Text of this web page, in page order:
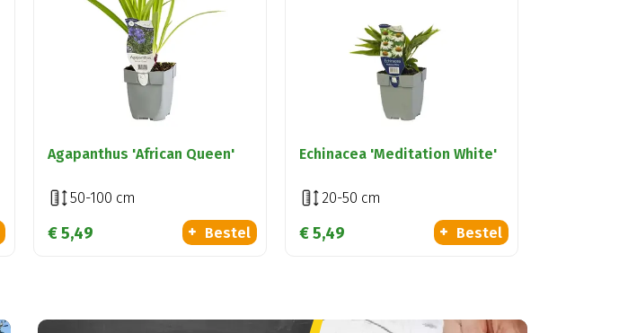
Agapanthus 'African Queen'
50-100 cm
€5,49 Bestel
Echinacea 'Meditation White'
20-50 cm
€5,49 Bestel